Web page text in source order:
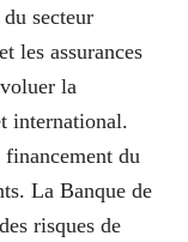
secteur
les assurances
la
international.
du
La Banque de
risques de